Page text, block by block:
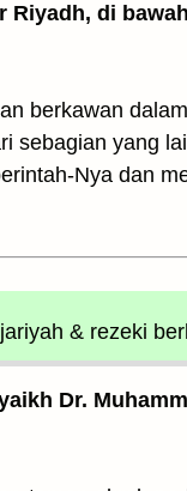
Riyadh, di
berkawan
sebagian yang
Nya dan
& rezeki
Dr.